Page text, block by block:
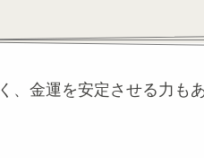
金運を安定させる力も